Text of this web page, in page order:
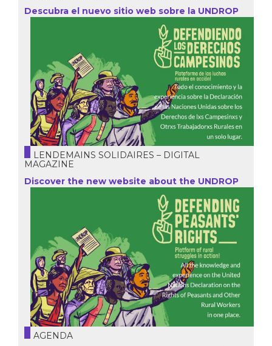
Descubra el nuevo sitio web sobre la UNDROP
LENDEMAINS SOLIDAIRES – DIGITAL
MAGAZINE
Discover the new website about the UNDROP
AGENDA